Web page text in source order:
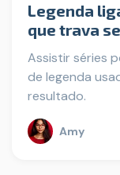
Legenda
que trava
Assistir séries
de legenda
resultado.
Amy